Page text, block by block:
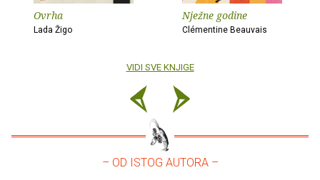
Ovrha
Lada Žigo
Nježne godine
Clémentine Beauvais
VIDI SVE KNJIGE
– OD ISTOG AUTORA –